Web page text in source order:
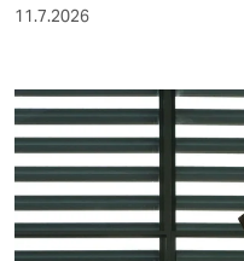
11.7.2026